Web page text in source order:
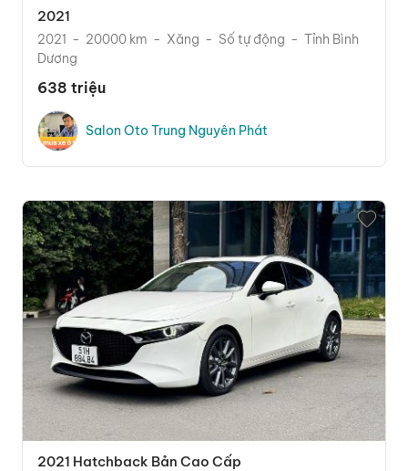
2021
2021 20000 km Xăng Số tự động
Tỉnh Bình
Dương
638 triệu
Salon Oto Trung Nguyên Phát
2021 Hatchback Bản Cao Cấp